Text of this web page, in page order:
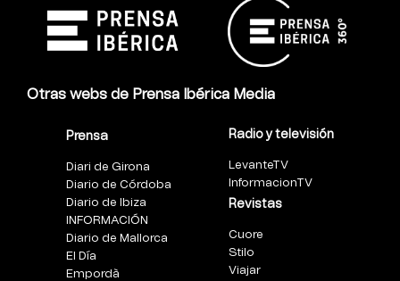
Otras webs de Prensa Ibérica Media
Prensa
Diari de Girona
Diario de Córdoba
Diario de Ibiza
INFORMACIÓN
Diario de Mallorca
El Día
Empordà
Radio y televisión
LevanteTV
InformacionTV
Revistas
Cuore
Stilo
Viajar